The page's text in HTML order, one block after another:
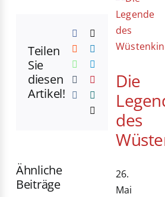
Teilen
Sie
diesen
Artikel!
Facebook
Reddit LinkedIn
WhatsApp
TumblrPinterest
Ähnliche
Beiträge
Die
des
26.
Mai